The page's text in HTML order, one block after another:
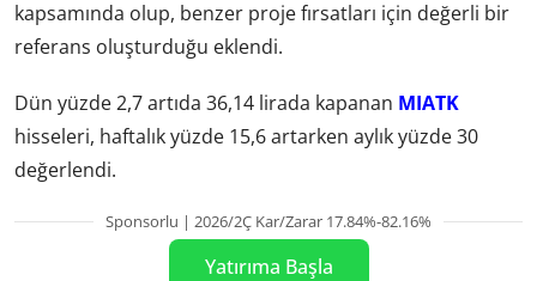
kapsamında olup, benzer proje fırsatları için değerli bir
referans oluşturduğu eklendi.
Dün yüzde 2,7 artıda 36,14 lirada kapanan MIATK
hisseleri, haftalık yüzde 15,6 artarken aylık yüzde 30
değerlendi.
Sponsorlu | 2026/2Ç Kar/Zarar 17.84%-82.16%
Yatırıma Başla